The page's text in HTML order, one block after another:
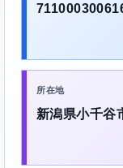
所在地
新潟県小千谷